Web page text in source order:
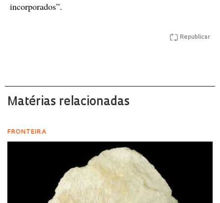
incorporados”.
Republicar